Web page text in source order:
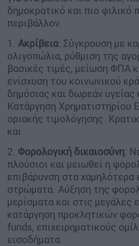
δημοκρατικό και πιο φιλικό
περιβάλλον.
1. Ακρίβεια: Σύγκρουση με
ολιγοπώλια, ρύθμιση της
βασικές τιμές, μείωση ΦΠΑ
ενίσχυση του κοινωνικού
δημόσιας και δωρεάν υγείας
Κατάργηση Χρηματιστηρίου
οριακής τιμολόγησης.
και
2. Φορολογική δικαιοσύνη:
πλούσιοι και μειωθεί η
επιβάρυνση στα χαμηλότερα
στρώματα. Αύξηση της
μερίσματα και στις μεγάλες
κατάργηση προκλητικών
funds, επιχειρηματικούς
εισοδήματα.